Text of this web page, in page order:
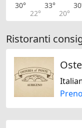
30°
22°
33°
20°
Ristoranti